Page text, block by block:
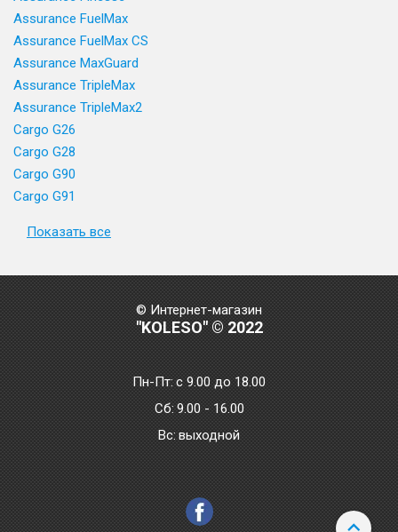
Assurance FuelMax
Assurance FuelMax CS
Assurance MaxGuard
Assurance TripleMax
Assurance TripleMax2
Cargo G26
Cargo G28
Cargo G90
Cargo G91
Показать все
© Интернет-магазин
"KOLESO" © 2022
Пн-Пт:с 9.00 до 18.00
Сб: 9.00 - 16.00
Bc: выходной